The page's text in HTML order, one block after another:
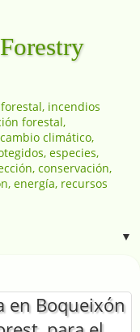
incendios
forestal,
climático,
especies,
conservación,
energía, recursos
▼
en Boqueixón